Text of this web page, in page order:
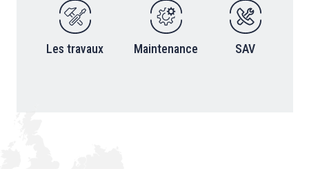
Les travaux Maintenance SAV